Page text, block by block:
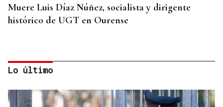
Muere Luis Díaz Núñez, socialista y dirigente
histórico de UGT en Ourense
Lo último